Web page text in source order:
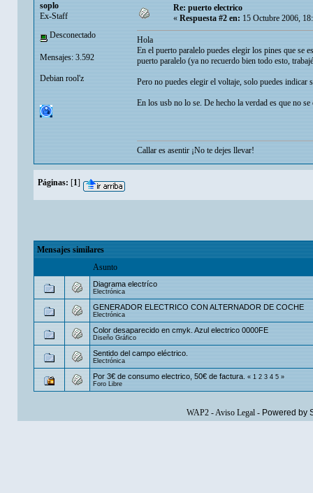
soplo
Ex-Staff
Desconectado
Mensajes: 3.592
Debian rool'z
Re: puerto electrico
«Respuesta #2 en:15 Octubre 2006,
Hola
En el puerto paralelo puedes elegir los pines que se
puerto paralelo (ya no recuerdo bien todo esto,
Pero no puedes elegir el voltaje, solo puedes indicar
En los usb no lo se. De hecho la verdad es que no
Callar es asentir ¡No te dejes llevar!
Páginas: [1]
Mensajes similares
Asunto
Diagrama electríco
Electrónica
GENERADOR ELECTRICO CON ALTERNADOR DE COCHE
Electrónica
Color desaparecido en cmyk. Azul electrico 0000FE
Diseño Gráfico
Sentido del campo eléctrico.
Electrónica
Por 3€ de consumo electrico, 50€ de factura. «1 2 3 4 5»
Foro Libre
WAP2-Aviso Legal- Powered by